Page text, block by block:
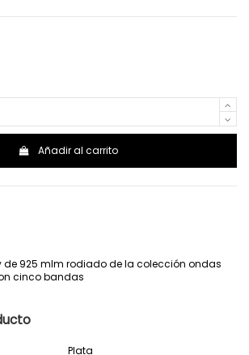
Añadir al carrito
de 925 mlm rodiado de la colección ondas
cinco bandas
Plata